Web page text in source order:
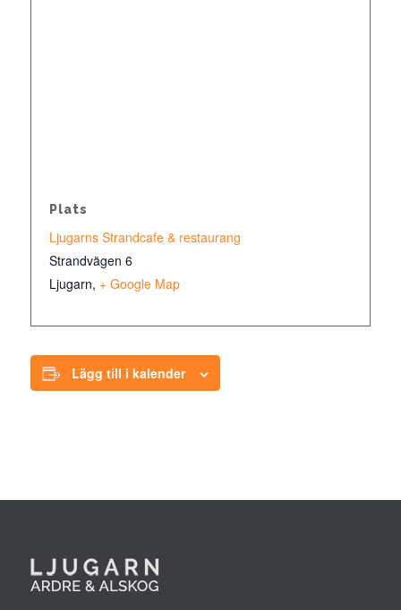
Plats
Ljugarns Strandcafe & restaurang
Strandvägen 6
Ljugarn, + Google Map
Lägg till i kalender